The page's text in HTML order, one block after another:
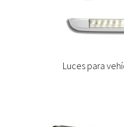
Luces para